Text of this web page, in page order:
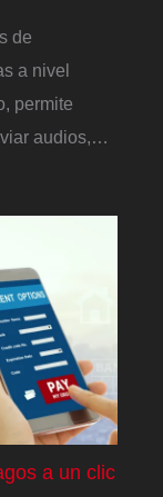
de
a nivel
permite
audios,…
a un clic